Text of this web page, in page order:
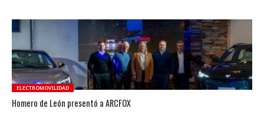
ELECTROMOVILIDAD
Homero de León presentó a ARCFOX